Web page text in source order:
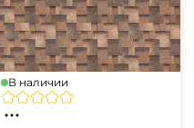
В наличии